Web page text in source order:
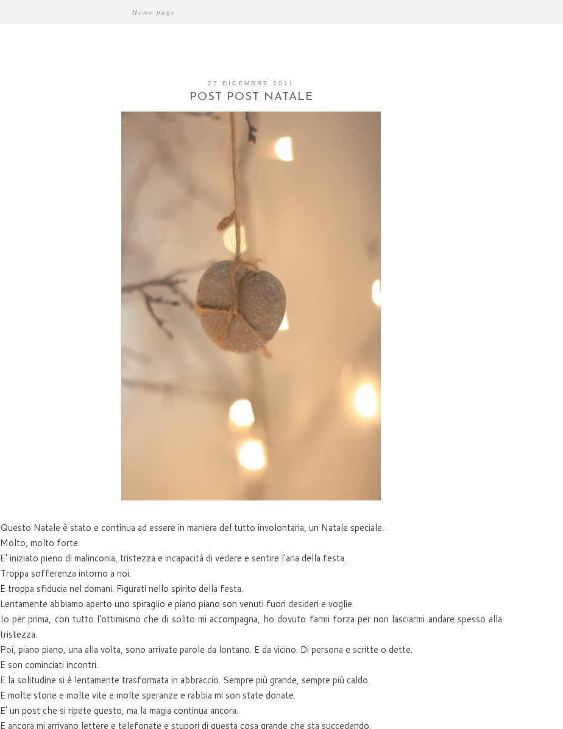
Home page
27 DICEMBRE 2011
POST POST NATALE
Questo Natale è stato e continua ad essere in maniera del tutto involontaria, un Natale speciale.
Molto, molto forte.
E' iniziato pieno di malinconia, tristezza e incapacità di vedere e sentire l'aria della festa.
Troppa sofferenza intorno a noi.
E troppa sfiducia nel domani. Figurati nello spirito della festa.
Lentamente abbiamo aperto uno spiraglio e piano piano son venuti fuori desideri e voglie.
Io per prima, con tutto l'ottimismo che di solito mi accompagna, ho dovuto farmi forza per non lasciarmi andare spesso alla
tristezza.
Poi, piano piano, una alla volta, sono arrivate parole da lontano. E da vicino. Di persona e scritte o dette.
E son cominciati incontri.
E la solitudine si è lentamente trasformata in abbraccio. Sempre più grande, sempre più caldo.
E molte storie e molte vite e molte speranze e rabbia mi son state donate.
E' un post che si ripete questo, ma la magia continua ancora.
E ancora mi arrivano lettere e telefonate e stupori di questa cosa grande che sta succedendo.